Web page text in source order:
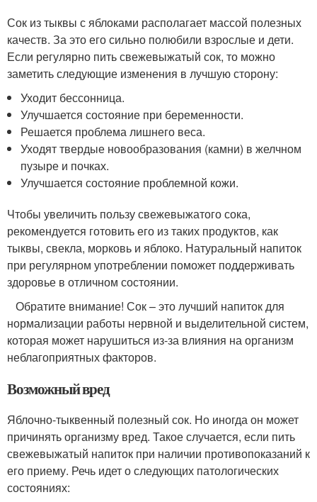
Сок из тыквы с яблоками располагает массой полезных
качеств. За это его сильно полюбили взрослые и дети.
Если регулярно пить свежевыжатый сок, то можно
заметить следующие изменения в лучшую сторону:
Уходит бессонница.
Улучшается состояние при беременности.
Решается проблема лишнего веса.
Уходят твердые новообразования (камни) в желчном
пузыре и почках.
Улучшается состояние проблемной кожи.
Чтобы увеличить пользу свежевыжатого сока,
рекомендуется готовить его из таких продуктов, как
тыквы, свекла, морковь и яблоко. Натуральный напиток
при регулярном употреблении поможет поддерживать
здоровье в отличном состоянии.
Обратите внимание! Сок – это лучший напиток для
нормализации работы нервной и выделительной систем,
которая может нарушиться из-за влияния на организм
неблагоприятных факторов.
Возможный вред
Яблочно-тыквенный полезный сок. Но иногда он может
причинять организму вред. Такое случается, если пить
свежевыжатый напиток при наличии противопоказаний к
его приему. Речь идет о следующих патологических
состояниях: